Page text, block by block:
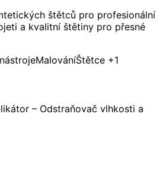
štětců pro profesionální
a kvalitní štětiny pro přesné
MalováníŠtětce +1
– Odstraňovač vlhkosti a